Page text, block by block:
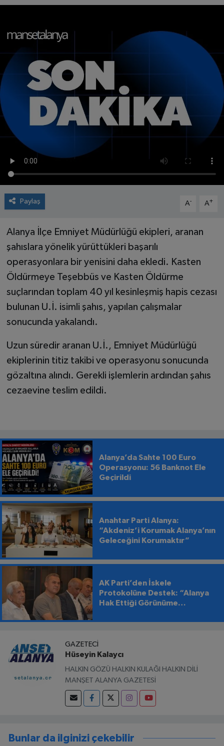
Paylaş A- A+
Alanya İlçe Emniyet Müdürlüğü ekipleri, aranan
şahıslara yönelik yürüttükleri başarılı
operasyonlara bir yenisini daha ekledi. Kasten
Öldürmeye Teşebbüs ve Kasten Öldürme
suçlarından toplam 40 yıl kesinleşmiş hapis cezası
bulunan U.İ. isimli şahıs, yapılan çalışmalar
sonucunda yakalandı.
Uzun süredir aranan U.İ., Emniyet Müdürlüğü
ekiplerinin titiz takibi ve operasyonu sonucunda
gözaltına alındı. Gerekli işlemlerin ardından şahıs
cezaevine teslim edildi.
Alanya’da Sahte 100 Euro
Operasyonu: 56 Banknot Ele
Geçirildi
Anahtar Parti Alanya:
“Akdeniz’i Korumak Alanya’nın
Geleceğini Korumaktır”
AK Parti’den İskele
Protokolüne Destek: “Alanya
Hak Ettiği Görünüme
GAZETECI
Hüseyin Kalaycı
HALKIN GÖZÜ HALKIN KULAĞI HALKIN DİLİ
MANŞET ALANYA GAZETESİ
Bunlar da ilginizi çekebilir